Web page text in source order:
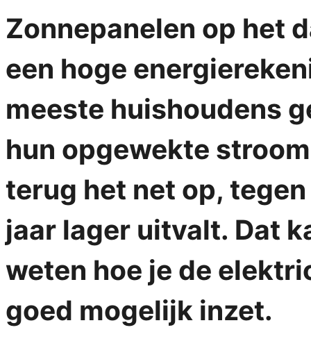
Zonnepanelen op het
een hoge
meeste huishoudens
hun opgewekte
terug het net op,
jaar lager uitvalt. Dat
weten hoe je de
goed mogelijk inzet.